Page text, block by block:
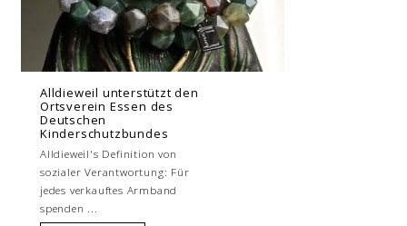
Alldieweil unterstützt den
Ortsverein Essen des
Deutschen
Kinderschutzbundes
Alldieweil's Definition von
sozialer Verantwortung: Für
jedes verkauftes Armband
spenden ...